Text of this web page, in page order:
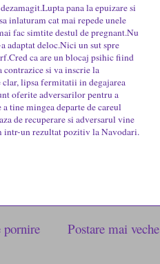
pana la epuizare si
inlaturam cat mai repede unele
fac simtite destul de pregnant.Nu
adaptat deloc.Nici un sut spre
ca are un blocaj psihic fiind
contrazice si va inscrie la
lipsa fermitatii in degajarea
oferite adversarilor pentru a
tine mingea departe de careul
de recuperare si adversarul vine
intr-un rezultat pozitiv la Navodari.
Postare mai veche
pornire